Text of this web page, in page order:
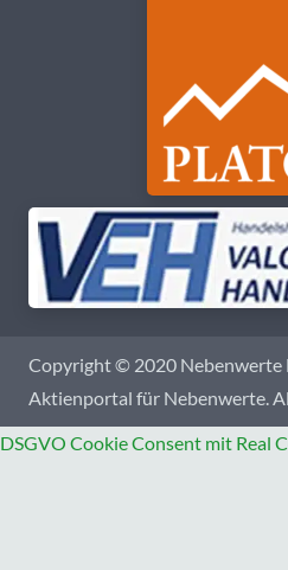
Copyright © 2020 Nebenwerte
Aktienportal für Nebenwerte.
DSGVO Cookie Consent mit Real